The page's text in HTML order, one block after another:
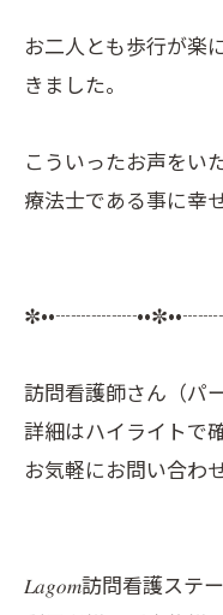
お二人とも歩行が楽
きました。
こういったお声をい
療法士である事に幸
訪問看護師さん（パ
詳細はハイライトで
お気軽にお問い合わ
𝐿𝑎𝑔𝑜𝑚訪問看護ステ